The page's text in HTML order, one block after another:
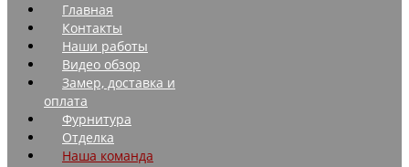
Главная
Контакты
Наши работы
Видео обзор
Замер, доставка и
оплата
Фурнитура
Отделка
Наша команда